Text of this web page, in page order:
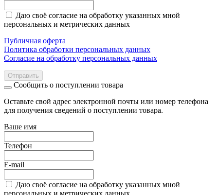
Даю своё согласие на обработку указанных мной
персональных и метрических данных
Публичная оферта
Политика обработки персональных данных
Согласие на обработку персональных данных
Отправить
Сообщить о поступлении товара
Оставьте свой адрес электронной почты или номер телефона
для получения сведений о поступлении товара.
Ваше имя
Телефон
E-mail
Даю своё согласие на обработку указанных мной
персональных и метрических данных